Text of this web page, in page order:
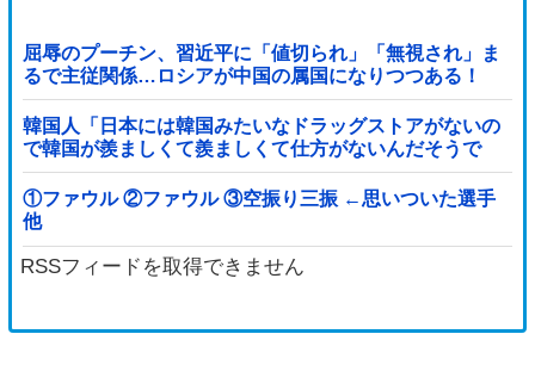
屈辱のプーチン、習近平に「値切られ」「無視され」ま
るで主従関係…ロシアが中国の属国になりつつある！
韓国人「日本には韓国みたいなドラッグストアがないの
で韓国が羨ましくて羨ましくて仕方がないんだそうで
す」
①ファウル ②ファウル ③空振り三振 ←思いついた選手
他
RSSフィードを取得できません